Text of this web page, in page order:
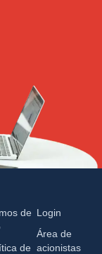
de
de
Login
Área de
acionistas